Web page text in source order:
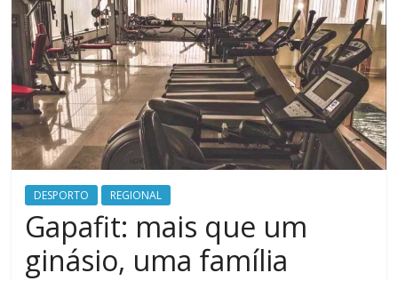
DESPORTO REGIONAL
Gapafit: mais que um
ginásio, uma família